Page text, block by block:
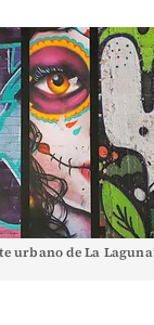
urbano de La